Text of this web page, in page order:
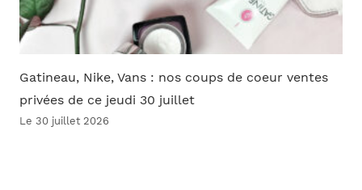
Gatineau, Nike, Vans : nos coups de coeur ventes
privées de ce jeudi 30 juillet
Le 30 juillet 2026